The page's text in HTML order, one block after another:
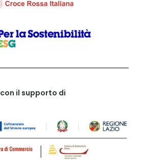
con il supporto di